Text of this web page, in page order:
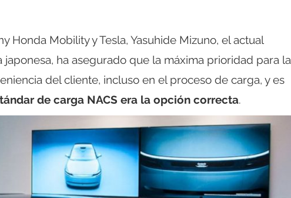
Honda Mobility y Tesla, Yasuhide Mizuno, el actual
ha asegurado que la máxima prioridad para la
del cliente, incluso en el proceso de carga, y es
de carga NACS era la opción correcta.